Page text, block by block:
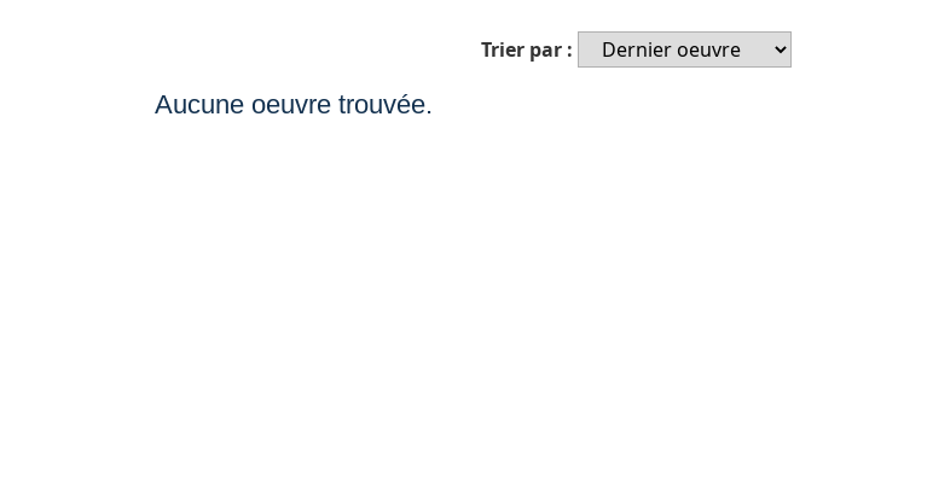
Trier par :
Aucune oeuvre trouvée.